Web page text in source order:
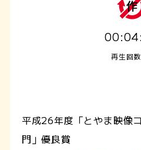
再生回
平成26年度「とやま映像
門」優良賞